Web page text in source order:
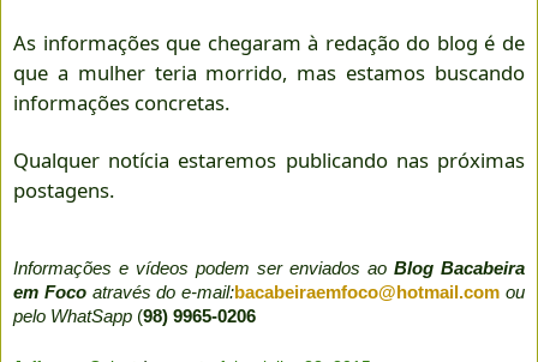
As informações que chegaram à redação do blog é de
que a mulher teria morrido, mas estamos buscando
informações concretas.
Qualquer notícia estaremos publicando nas próximas
postagens.
Informações e vídeos podem ser enviados ao Blog Bacabeira
em Focoatravés do e-mail:bacabeiraemfoco@hotmail.com ou
pelo WhatSapp (98) 9965-0206